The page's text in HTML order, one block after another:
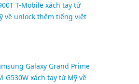
T-Mobile xách tay từ
về unlock thêm tiếng việt
Galaxy Grand Prime
G530W xách tay từ Mỹ về